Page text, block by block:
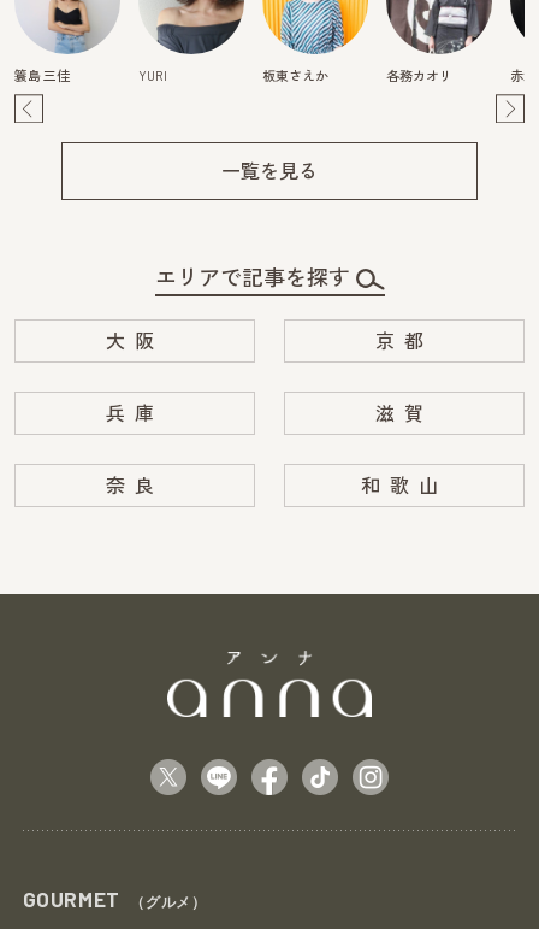
簑島 三佳 YURI 板東さえか 各務カオリ 赤
一覧を見る
エリアで記事を探す
大阪 京都
兵庫 滋賀
奈良 和歌山
GOURMET （グルメ）